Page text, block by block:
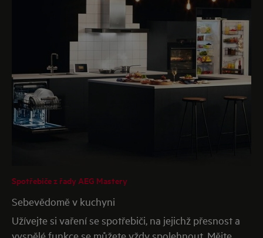
Spotřebiče z řady AEG Mastery
Sebevědomě v kuchyni
Užívejte si vaření se spotřebiči, na jejichž přesnost a